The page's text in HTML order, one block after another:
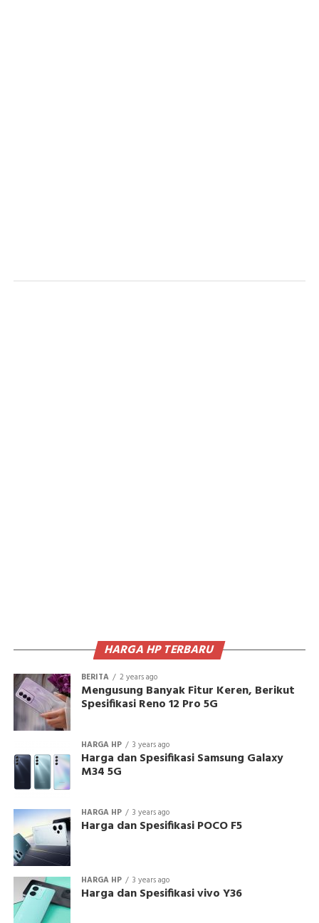
HARGA HP TERBARU
BERITA 2 years ago
Mengusung Banyak Fitur Keren, Berikut
Spesifikasi Reno 12 Pro 5G
HARGA HP 3 years ago
Harga dan Spesifikasi Samsung Galaxy
M34 5G
HARGA HP 3 years ago
Harga dan Spesifikasi POCO F5
HARGA HP 3 years ago
Harga dan Spesifikasi vivo Y36